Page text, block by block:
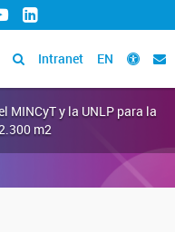
LinkedIn
Intranet EN
MINCyT y la UNLP para la
m2